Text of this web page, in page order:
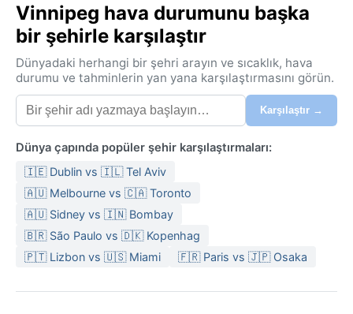
özgürlük hissi verir.
Nemli karasal iklimin (Dfb) hakim olduğu kentte
mevsimler tam bir tezat oluşturur. Yazlar (Temmuz
ortalaması 26°C) sıcak ve zaman zaman nemli geçer,
gök gürültülü sağanaklar sıkça görülür. Kışlar (Ocak
ortalaması -15°C) ise serttir; sıcaklık -30°C’yi bulur,
rüzgârla birlikte hissedilen soğuk daha da artar. Kar
yağışı bol, nem oranı kışın düşük, yazın yükselir.
Hazırlıklı gelmek gerekir: kış aylarında su geçirmez
çizmeler ve birkaç kat termal giysi; yazın ince
kumaşlar ama akşam serinliği için hafif bir ceket şart.
En uygun seyahat dönemi mayıs-haziran sonu ile eylül
başıdır; bu aylarda hava ılık, yağış az, güneşli günler
arasında kışın “Winterpeg” lakabını hakeden kutup
Vinnipeg hava durumunu başka
bir şehirle karşılaştır
Dünyadaki herhangi bir şehri arayın ve sıcaklık, hava
durumu ve tahminlerin yan yana karşılaştırmasını görün.
Karşılaştır →
Dünya çapında popüler şehir karşılaştırmaları:
🇮🇪 Dublin vs 🇮🇱 Tel Aviv
🇦🇺 Melbourne vs 🇨🇦 Toronto
🇦🇺 Sidney vs 🇮🇳 Bombay
🇧🇷 São Paulo vs 🇩🇰 Kopenhag
🇵🇹 Lizbon vs 🇺🇸 Miami
🇫🇷 Paris vs 🇯🇵 Osaka